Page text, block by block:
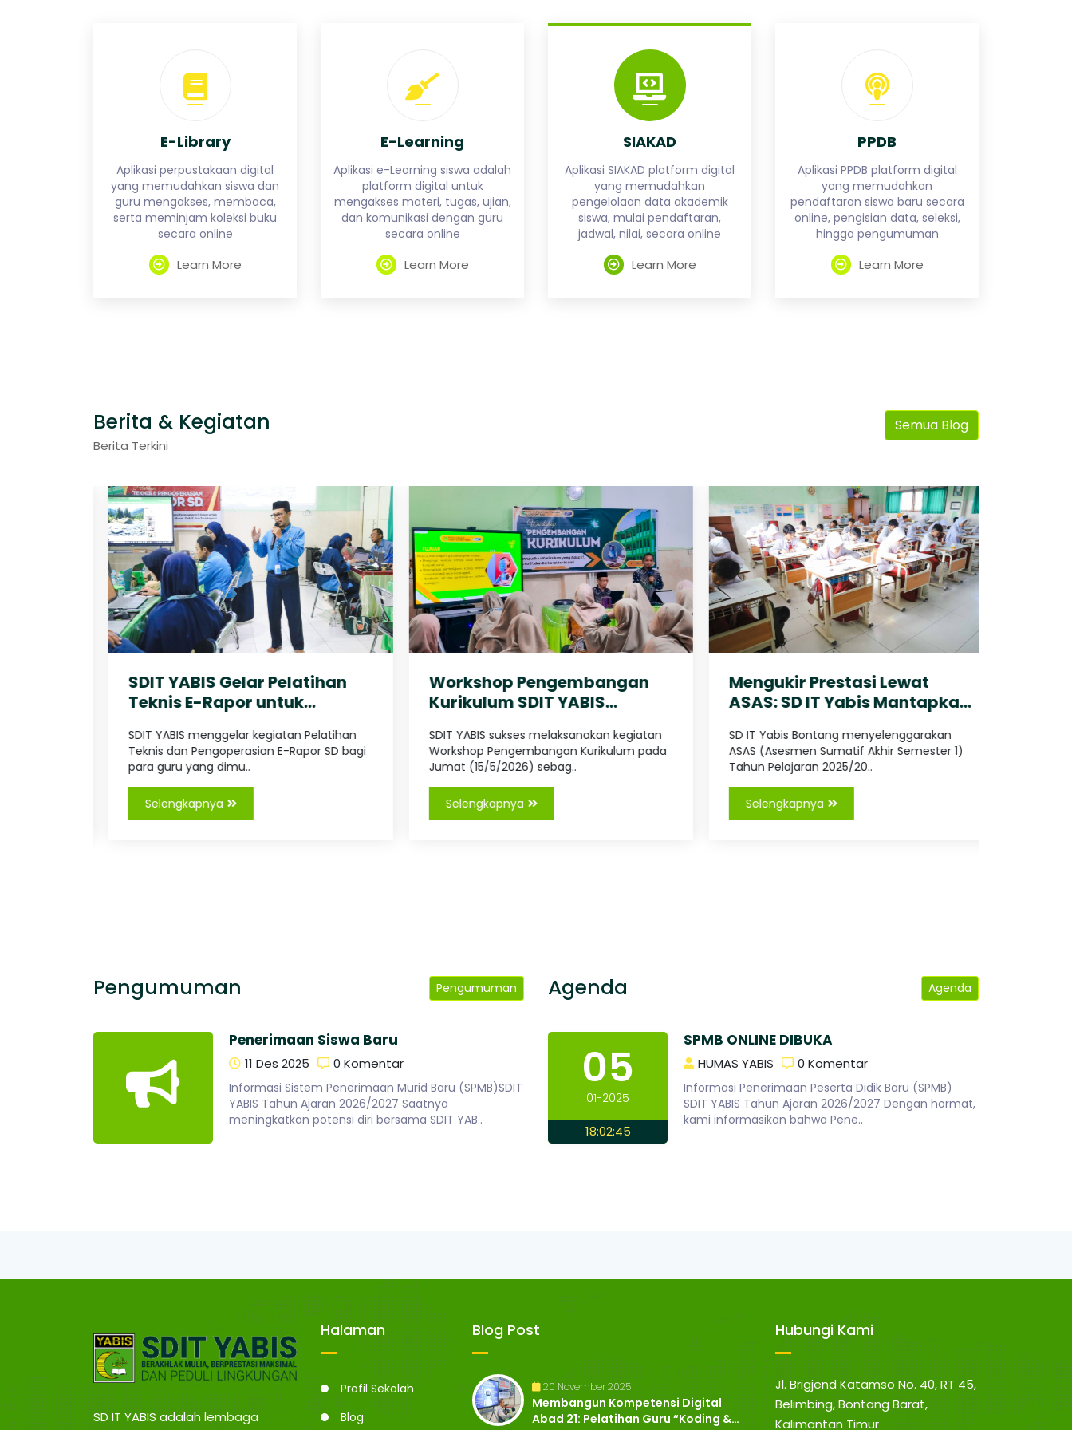
E-Library
Aplikasi perpustakaan digital
yang memudahkan siswa dan
guru mengakses, membaca,
serta meminjam koleksi buku
secara online
Learn More
E-Learning
Aplikasi e-Learning siswa adalah
platform digital untuk
mengakses materi, tugas, ujian,
dan komunikasi dengan guru
secara online
Learn More
SIAKAD
Aplikasi SIAKAD platform digital
yang memudahkan
pengelolaan data akademik
siswa, mulai pendaftaran,
jadwal, nilai, secara online
Learn More
PPDB
Aplikasi PPDB platform digital
yang memudahkan
pendaftaran siswa baru secara
online, pengisian data, seleksi,
hingga pengumuman
Learn More
Berita & Kegiatan Semua Blog
Berita Terkini
SDIT YABIS Gelar Pelatihan
Teknis E-Rapor untuk
SDIT YABIS menggelar kegiatan Pelatihan
Teknis dan Pengoperasian E-Rapor SD bagi
para guru yang dimu..
Selengkapnya
Workshop Pengembangan
Kurikulum SDIT YABIS
SDIT YABIS sukses melaksanakan kegiatan
Workshop Pengembangan Kurikulum pada
Jumat (15/5/2026) sebag..
Selengkapnya
Mengukir Prestasi Lewat
ASAS: SD IT Yabis Mantapkan
SD IT Yabis Bontang menyelenggarakan
ASAS (Asesmen Sumatif Akhir Semester 1)
Tahun Pelajaran 2025/20..
Selengkapnya
Pengumuman Pengumuman
Penerimaan Siswa Baru
11 Des 2025 0 Komentar
Informasi Sistem Penerimaan Murid Baru (SPMB)SDIT
YABIS Tahun Ajaran 2026/2027 Saatnya
meningkatkan potensi diri bersama SDIT YAB..
Agenda Agenda
05
01-2025
18:02:45
SPMB ONLINE DIBUKA
HUMAS YABIS 0 Komentar
Informasi Penerimaan Peserta Didik Baru (SPMB)
SDIT YABIS Tahun Ajaran 2026/2027 Dengan hormat,
kami informasikan bahwa Pene..
SD IT YABIS adalah lembaga
Halaman
Profil Sekolah
Blog
Blog Post
20 November 2025
Membangun Kompetensi Digital
Abad 21: Pelatihan Guru “Koding &
Hubungi Kami
Jl. Brigjend Katamso No. 40, RT 45,
Belimbing, Bontang Barat,
Kalimantan Timur